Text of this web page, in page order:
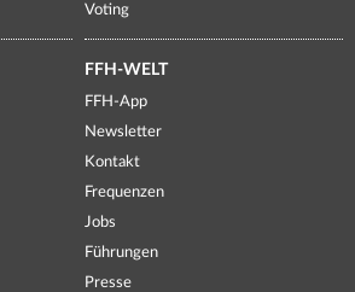
Voting
FFH-WELT
FFH-App
Newsletter
Kontakt
Frequenzen
Jobs
Führungen
Presse